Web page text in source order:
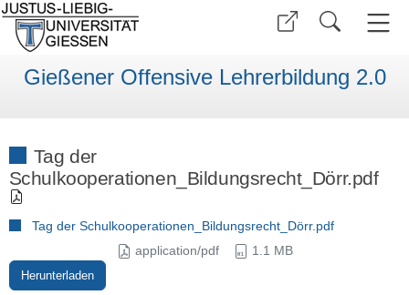
Gießener Offensive Lehrerbildung 2.0
Tag der
Schulkooperationen_Bildungsrecht_Dörr.pdf
Tag der Schulkooperationen_Bildungsrecht_Dörr.pdf
application/pdf
1.1 MB
Herunterladen